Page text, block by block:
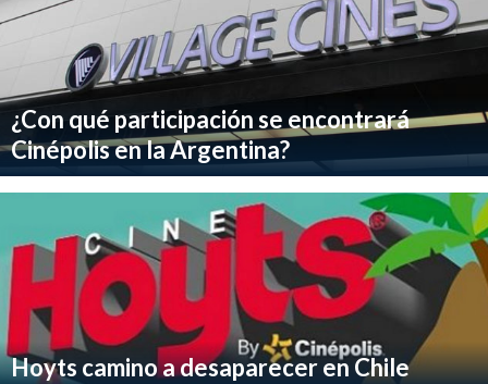
¿Con qué participación se encontrará
Cinépolis en la Argentina?
Hoyts camino a desaparecer en Chile